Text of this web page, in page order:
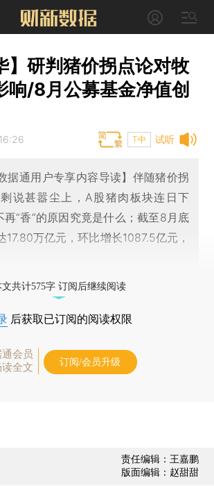
】研判猪价拐点论对牧
响/8月公募基金净值创
试听
T中
据通用户专享内容导读】伴随猪价拐
说甚嚣尘上，A股猪肉板块连日下
再“香”的原因究竟是什么；截至8月底
17.80万亿元，环比增长1087.5亿元，
文共计575字 订阅后继续阅读
后获取已订阅的阅读权限
会员
全文
订阅/会员升级
责任编辑：王嘉鹏
版面编辑：赵甜甜